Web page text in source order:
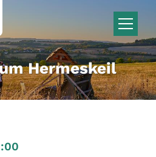
Hermeskeil